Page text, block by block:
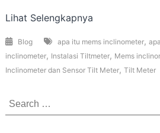
Lihat Selengkapnya
Blog apa itu mems inclinometer,
inclinometer, Instalasi Tiltmeter, Mems
Inclinometer dan Sensor Tilt Meter, Tilt Meter
Search
for: